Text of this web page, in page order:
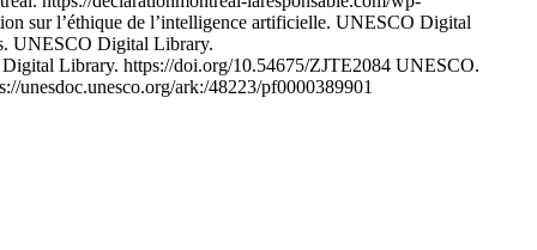
sur l’éthique de l’intelligence artificielle. UNESCO Digital
UNESCO Digital Library.
Library. https://doi.org/10.54675/ZJTE2084 UNESCO.
unesdoc.unesco.org/ark:/48223/pf0000389901